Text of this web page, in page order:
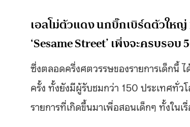
เอลโม่ตัวแดง นกบิ๊กเบิร์ดตัวให
‘Sesame Street’ เพิ่งจะครบรอ
ซึ่งตลอดครึ่งศตวรรษของรายการเด็กนี้
ครั้ง ทั้งยังมีผู้รับชมกว่า 150 ประเทศทั่ว
รายการที่เกิดขึ้นมาเพื่อสอนเด็กๆ ทั้งใน